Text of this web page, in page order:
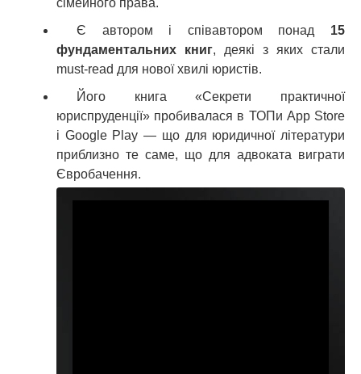
сімейного права.
Є автором і співавтором понад 15
фундаментальних книг, деякі з яких стали
must-read для нової хвилі юристів.
Його книга «Секрети практичної
юриспруденції» пробивалася в ТОПи App Store
і Google Play — що для юридичної літератури
приблизно те саме, що для адвоката виграти
Євробачення.